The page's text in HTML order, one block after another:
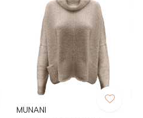
MUNANI